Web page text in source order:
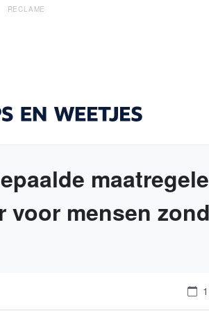
RECLAME
mensen